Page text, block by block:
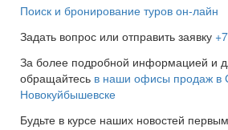
Поиск и бронирование туров он-лайн
Задать вопрос или отправить заявку
За более подробной информацией и
обращайтесь в наши офисы продаж в
Новокуйбышевске
Будьте в курсе наших новостей